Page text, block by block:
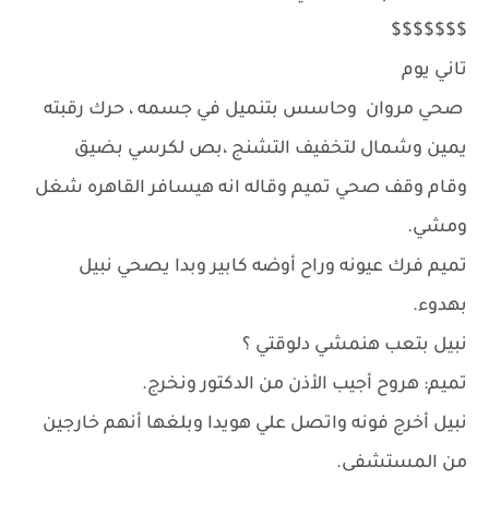
$$$$$$$
تاني يوم
صحي مروان وحاسس بتنميل في جسمه ، حرك رقبته
يمين وشمال لتخفيف التشنج ،بص لكرسي بضيق
وقام وقف صحي تميم وقاله انه هيسافر القاهره شغل
ومشي.
تميم فرك عيونه وراح أوضه كابير وبدا يصحي نبيل
بهدوء.
نبيل بتعب هنمشي دلوقتي ؟
تميم: هروح أجيب الأذن من الدكتور ونخرج.
نبيل أخرج فونه واتصل علي هويدا وبلغها أنهم خارجين
من المستشفى.